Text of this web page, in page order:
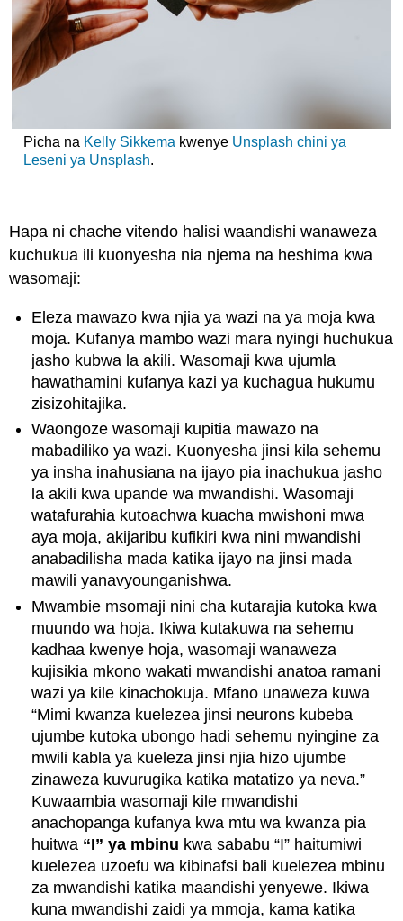
Picha na Kelly Sikkema kwenye Unsplash chini ya
Leseni ya Unsplash.
Hapa ni chache vitendo halisi waandishi wanaweza
kuchukua ili kuonyesha nia njema na heshima kwa
wasomaji:
Eleza mawazo kwa njia ya wazi na ya moja kwa
moja. Kufanya mambo wazi mara nyingi huchukua
jasho kubwa la akili. Wasomaji kwa ujumla
hawathamini kufanya kazi ya kuchagua hukumu
zisizohitajika.
Waongoze wasomaji kupitia mawazo na
mabadiliko ya wazi. Kuonyesha jinsi kila sehemu
ya insha inahusiana na ijayo pia inachukua jasho
la akili kwa upande wa mwandishi. Wasomaji
watafurahia kutoachwa kuacha mwishoni mwa
aya moja, akijaribu kufikiri kwa nini mwandishi
anabadilisha mada katika ijayo na jinsi mada
mawili yanavyounganishwa.
Mwambie msomaji nini cha kutarajia kutoka kwa
muundo wa hoja. Ikiwa kutakuwa na sehemu
kadhaa kwenye hoja, wasomaji wanaweza
kujisikia mkono wakati mwandishi anatoa ramani
wazi ya kile kinachokuja. Mfano unaweza kuwa
“Mimi kwanza kuelezea jinsi neurons kubeba
ujumbe kutoka ubongo hadi sehemu nyingine za
mwili kabla ya kueleza jinsi njia hizo ujumbe
zinaweza kuvurugika katika matatizo ya neva.”
Kuwaambia wasomaji kile mwandishi
anachopanga kufanya kwa mtu wa kwanza pia
huitwa “I” ya mbinu kwa sababu “I” haitumiwi
kuelezea uzoefu wa kibinafsi bali kuelezea mbinu
za mwandishi katika maandishi yenyewe. Ikiwa
kuna mwandishi zaidi ya mmoja, kama katika